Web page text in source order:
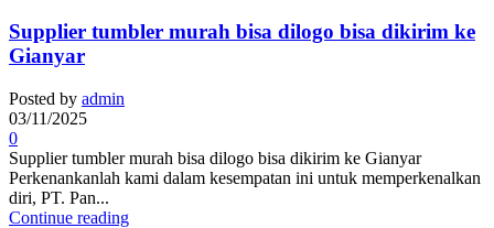
Supplier tumbler murah bisa dilogo bisa dikirim ke
Gianyar
Posted by admin
03/11/2025
0
Supplier tumbler murah bisa dilogo bisa dikirim ke Gianyar
Perkenankanlah kami dalam kesempatan ini untuk memperkenalkan
diri, PT. Pan...
Continue reading